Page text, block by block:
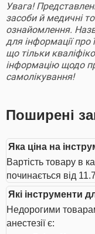
Увага!
засоби й медичні
ознайомлення.
для інформації про
що тільки
інформацію щодо
самолікування!
Поширені
Яка ціна на
Вартість товару в
починається від
Які інструменти
Недорогими
анестезії є: